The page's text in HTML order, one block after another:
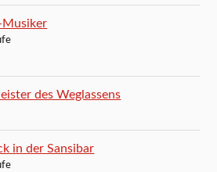
Musiker
des Weglassens
in der Sansibar